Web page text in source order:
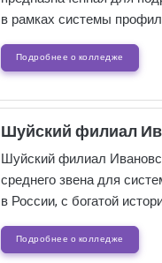
в рамках системы
Подробнее о колледже
Шуйский филиал
Шуйский филиал
среднего звена для
в России, с богатой
Подробнее о колледже